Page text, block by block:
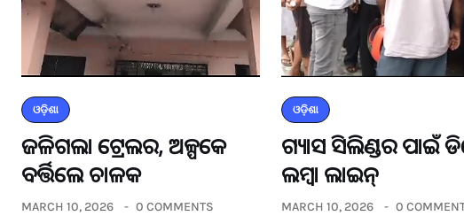
ଓଡ଼ିଶା
ଜଳିଗଲା ଟ୍ରେଲର, ଅଳ୍ପକେ
ବର୍ତ୍ତିଲେ ଚାଳକ
MARCH 10, 2026 0 COMMENTS
ଓଡ଼ିଶା
ଗ୍ୟାସ ସିଲିଣ୍ଡର ପାଇଁ
ଲମ୍ବା ଲାଇନ୍
MARCH 10, 2026 0